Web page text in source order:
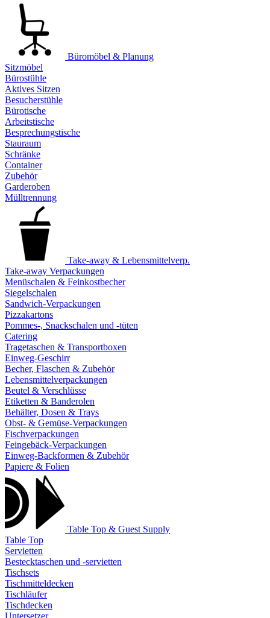
Büromöbel & Planung
Sitzmöbel
Bürostühle
Aktives Sitzen
Besucherstühle
Bürotische
Arbeitstische
Besprechungstische
Stauraum
Schränke
Container
Zubehör
Garderoben
Mülltrennung
Take-away & Lebensmittelverp.
Take-away Verpackungen
Menüschalen & Feinkostbecher
Siegelschalen
Sandwich-Verpackungen
Pizzakartons
Pommes-, Snackschalen und -tüten
Catering
Tragetaschen & Transportboxen
Einweg-Geschirr
Becher, Flaschen & Zubehör
Lebensmittelverpackungen
Beutel & Verschlüsse
Etiketten & Banderolen
Behälter, Dosen & Trays
Obst- & Gemüse-Verpackungen
Fischverpackungen
Feingebäck-Verpackungen
Einweg-Backformen & Zubehör
Papiere & Folien
Table Top & Guest Supply
Table Top
Servietten
Bestecktaschen und -servietten
Tischsets
Tischmitteldecken
Tischläufer
Tischdecken